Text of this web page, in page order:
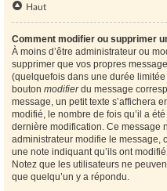
Haut
Comment modifier ou supprimer
À moins d’être administrateur ou
supprimer que vos propres
(quelquefois dans une durée
bouton modifierdu message
message, un petit texte s’affichera
modifié, le nombre de fois qu’il a
dernière modification. Ce message
administrateur modifie le message,
une note indiquant qu’ils ont
Notez que les utilisateurs ne
que quelqu’un y a répondu.